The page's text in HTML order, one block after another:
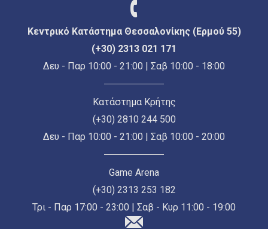
Κεντρικό Κατάστημα Θεσσαλονίκης (Ερμού 55)
(+30) 2313 021 171
Δευ - Παρ 10:00 - 21:00 | Σαβ 10:00 - 18:00
Κατάστημα Κρήτης
(+30) 2810 244 500
Δευ - Παρ 10:00 - 21:00 | Σαβ 10:00 - 20:00
Game Arena
(+30) 2313 253 182
Τρι - Παρ 17:00 - 23:00 | Σαβ - Κυρ 11:00 - 19:00